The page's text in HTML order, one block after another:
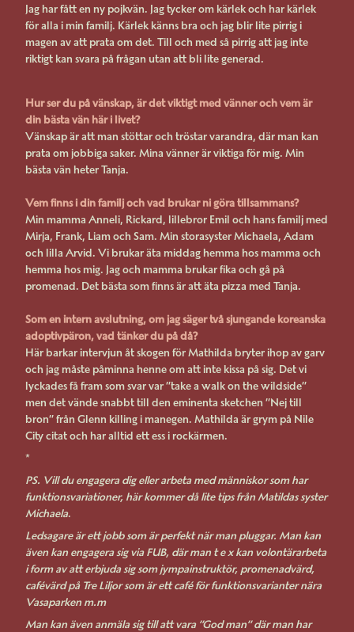
Jag har fått en ny pojkvän. Jag tycker om kärlek och har kärlek
för alla i min familj. Kärlek känns bra och jag blir lite pirrig i
magen av att prata om det. Till och med så pirrig att jag inte
riktigt kan svara på frågan utan att bli lite generad.
Hur ser du på vänskap, är det viktigt med vänner och vem är
din bästa vän här i livet?
Vänskap är att man stöttar och tröstar varandra, där man kan
prata om jobbiga saker. Mina vänner är viktiga för mig. Min
bästa vän heter Tanja.
Vem finns i din familj och vad brukar ni göra tillsammans?
Min mamma Anneli, Rickard, lillebror Emil och hans familj med
Mirja, Frank, Liam och Sam. Min storasyster Michaela, Adam
och lilla Arvid. Vi brukar äta middag hemma hos mamma och
hemma hos mig. Jag och mamma brukar fika och gå på
promenad. Det bästa som finns är att äta pizza med Tanja.
Som en intern avslutning, om jag säger två sjungande koreanska
adoptivpäron, vad tänker du på då?
Här barkar intervjun åt skogen för Mathilda bryter ihop av garv
och jag måste påminna henne om att inte kissa på sig. Det vi
lyckades få fram som svar var ”take a walk on the wildside”
men det vände snabbt till den eminenta sketchen ”Nej till
bron” från Glenn killing i manegen. Mathilda är grym på Nile
City citat och har alltid ett ess i rockärmen.
*
PS. Vill du engagera dig eller arbeta med människor som har
funktionsvariationer, här kommer då lite tips från Matildas syster
Michaela.
Ledsagare är ett jobb som är perfekt när man pluggar. Man kan
även kan engagera sig via FUB, där man t e x kan volontärarbeta
i form av att erbjuda sig som jympainstruktör, promenadvärd,
cafévärd på Tre Liljor som är ett café för funktionsvarianter nära
Vasaparken m.m
Man kan även anmäla sig till att vara ”God man” där man har